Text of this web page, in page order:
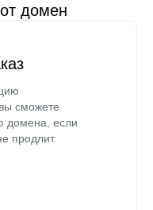
домен
сможете
домена, если
продлит.